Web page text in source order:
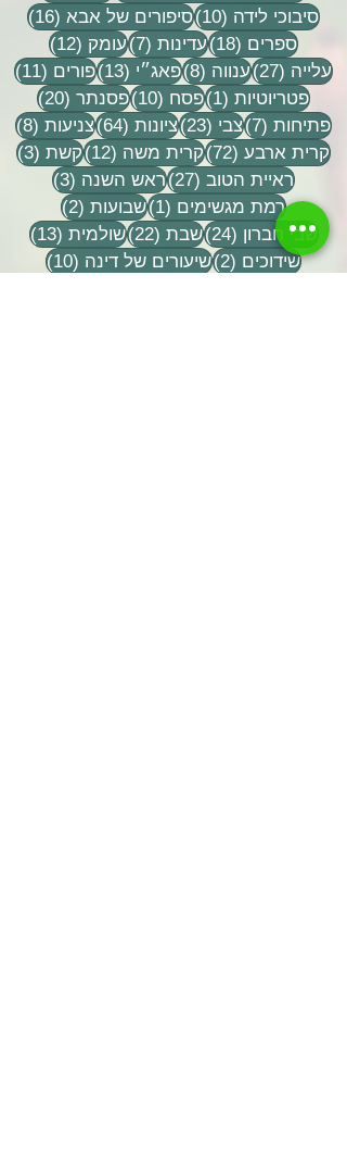
סיבוכי לידה (10) 10 פוסטים
סיפורים של אבא (16)
16 פוסטים
ספרים (18) 18 פוסטים
עדינות (7) 7 פוסטיםעומק (12)
12 פוסטים
עלייה (27) 27 פוסטים
ענווה (8) 8 פוסטיםפאג״י (13) 13 פוסטים
פורים (11)
11
פטריוטיות (1) פוסט 1
פסח (10) 10 פוסטים
פסנתר (20)
20 פוסטים
פתיחות (7) 7 פוסטיםצבי (23) 23 פוסטים
ציונות (64) 64 פוסטים
צניעות (8)
8 פוסטים
קרית ארבע (72) 72 פוסטים
קרית משה (12) 12 פוסטים
קשת (3)
3 פוסטים
ראיית הטוב (27) 27 פוסטים
ראש השנה (3)
3 פוסטים
רמת מגשימים (1) פוסט 1
שבועות (2)
2 פוסטים
שבי חברון (24) 24 פוסטים
שבת (22) 22 פוסטים
שולמית (13)
13 פוסטים
שידוכים (2) 2 פוסטיםשיעורים של דינה (10)
10 פוסטים